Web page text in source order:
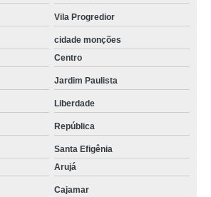
Vila Progredior
cidade monções
Centro
Jardim Paulista
Liberdade
República
Santa Efigênia
Arujá
Cajamar